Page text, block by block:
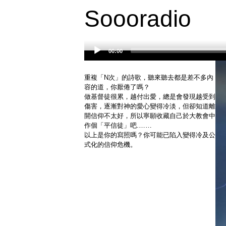
Soooradio
Audio
00:00
重複「N次」的詩歌，聽來聽去都是差不多內
容的道，你厭倦了嗎？
做基督徒很累，越付出愛，總是會發現越受到
傷害，逐漸對神的愛心變得冷淡，但卻知道離
開信仰不太好，所以寧願收藏自己於大教會中
作個「平信徒」吧.……
以上是你的寫照嗎？你可能已陷入變得冷及公
式化的信仰危機。